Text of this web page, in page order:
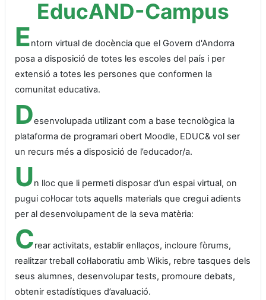
EducAND-Campus
Entorn virtual de docència que el Govern d'Andorra
posa a disposició de totes les escoles del país i per
extensió a totes les persones que conformen la
comunitat educativa.
Desenvolupada utilizant com a base tecnològica la
plataforma de programari obert Moodle, EDUC& vol ser
un recurs més a disposició de l’educador/a.
Un lloc que li permeti disposar d’un espai virtual, on
pugui col·locar tots aquells materials que cregui adients
per al desenvolupament de la seva matèria:
Crear activitats, establir enllaços, incloure fòrums,
realitzar treball col·laboratiu amb Wikis, rebre tasques dels
seus alumnes, desenvolupar tests, promoure debats,
obtenir estadístiques d’avaluació.